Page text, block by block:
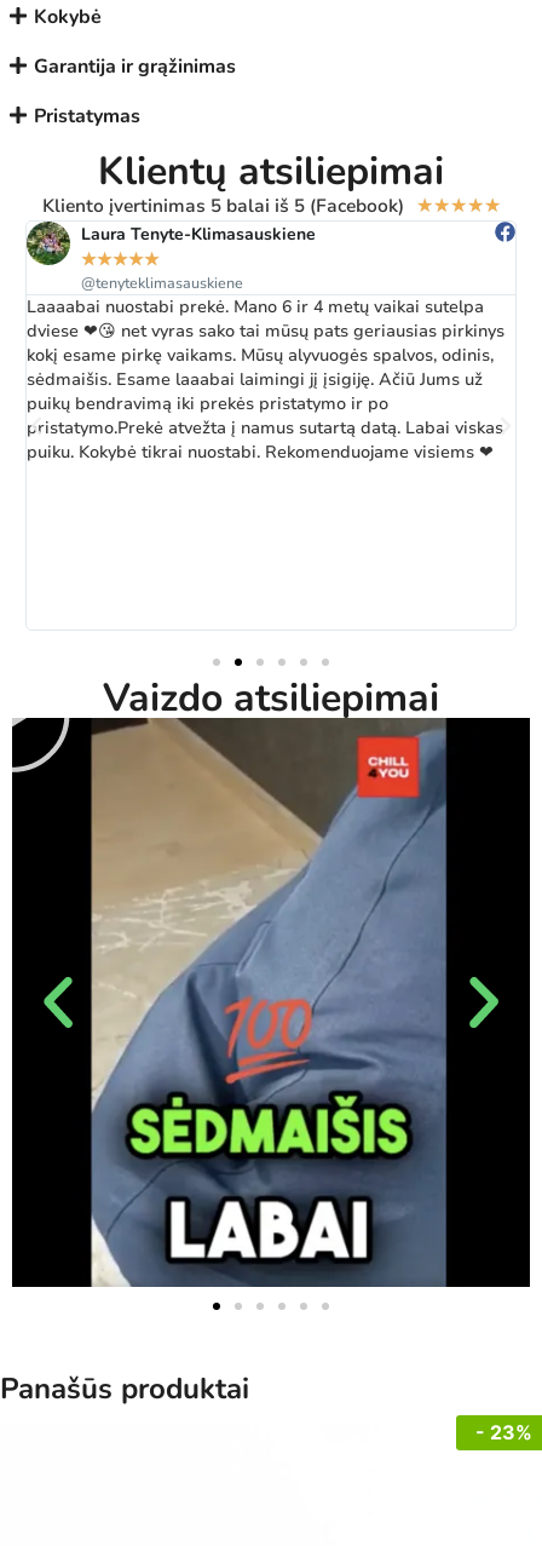
Kokybė
Garantija ir grąžinimas
Pristatymas
Klientų atsiliepimai
Kliento įvertinimas 5 balai iš 5 (Facebook) ★★★★★
Laura Tenyte-Klimasauskiene
★★★★★
@tenyteklimasauskiene
Laaaabai nuostabi prekė. Mano 6 ir 4 metų vaikai sutelpa
dviese ❤😘 net vyras sako tai mūsų pats geriausias pirkinys
kokį esame pirkę vaikams. Mūsų alyvuogės spalvos, odinis,
sėdmaišis. Esame laaabai laimingi jį įsigiję. Ačiū Jums už
puikų bendravimą iki prekės pristatymo ir po
pristatymo.Prekė atvežta į namus sutartą datą. Labai viskas
puiku. Kokybė tikrai nuostabi. Rekomenduojame visiems ❤
Vaizdo atsiliepimai
Panašūs produktai
- 23%